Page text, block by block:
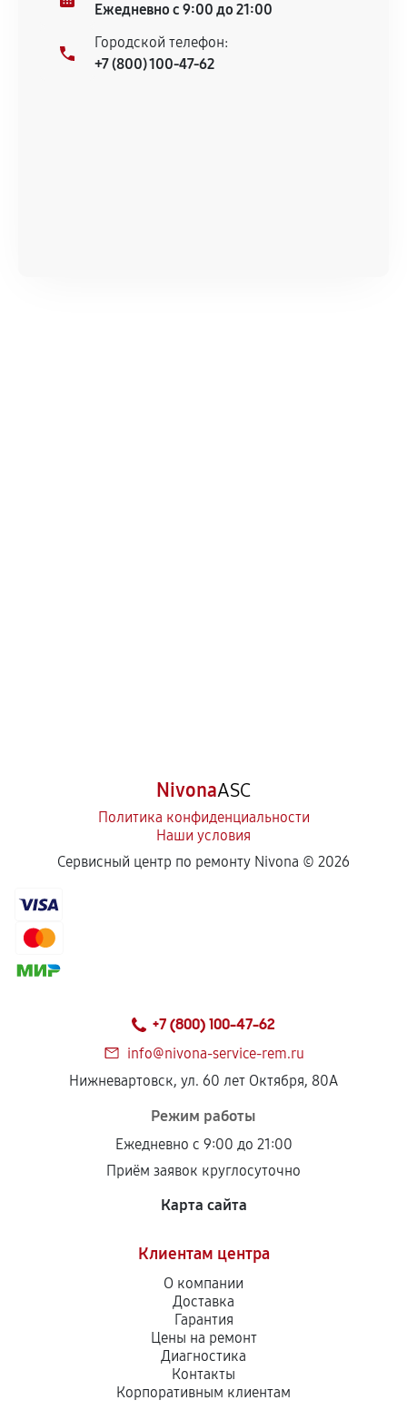
Ежедневно с 9:00 до 21:00
Городской телефон:
+7 (800) 100-47-62
NivonaASC
Политика конфиденциальности
Наши условия
Сервисный центр по ремонту Nivona © 2026
+7 (800) 100-47-62
info@nivona-service-rem.ru
Нижневартовск, ул. 60 лет Октября, 80А
Режим работы
Ежедневно с 9:00 до 21:00
Приём заявок круглосуточно
Карта сайта
Клиентам центра
О компании
Доставка
Гарантия
Цены на ремонт
Диагностика
Контакты
Корпоративным клиентам